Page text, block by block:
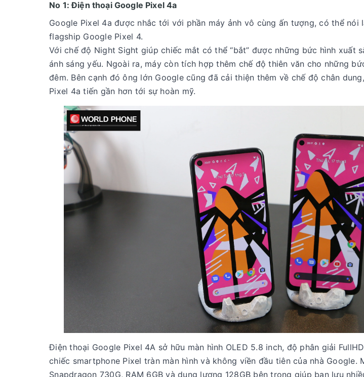
No 1: Điện thoại Google Pixel 4a
Google Pixel 4a được nhắc tới với phần máy ảnh vô cùng ấn tượng, có thể nói
flagship Google Pixel 4.
Với chế độ Night Sight giúp chiếc mắt có thể “bắt” được những bức hình xuất
ánh sáng yếu. Ngoài ra, máy còn tích hợp thêm chế độ thiên văn cho những
đêm. Bên cạnh đó ông lớn Google cũng đã cải thiện thêm về chế độ chân
Pixel 4a tiến gần hơn tới sự hoàn mỹ.
Điện thoại Google Pixel 4A sở hữu màn hình OLED 5.8 inch, độ phân giải
chiếc smartphone Pixel tràn màn hình và không viền đầu tiên của nhà Google.
Snapdragon 730G, RAM 6GB và dung lượng 128GB bên trong giúp bạn lưu